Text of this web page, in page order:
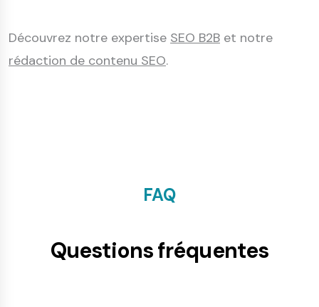
Découvrez notre expertise SEO B2B et notre
rédaction de contenu SEO.
FAQ
Questions fréquentes